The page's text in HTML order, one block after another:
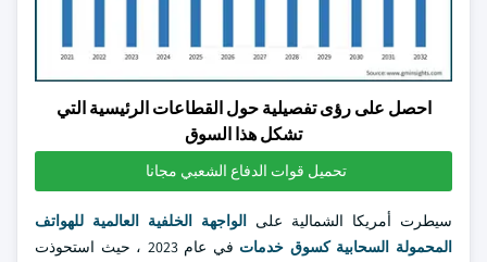
احصل على رؤى تفصيلية حول القطاعات الرئيسية التي
تشكل هذا السوق
تحميل قوات الدفاع الشعبي مجانا
سيطرت أمريكا الشمالية على الواجهة الخلفية العالمية للهواتف
المحمولة السحابية كسوق خدمات
في عام 2023 ، حيث استحوذت